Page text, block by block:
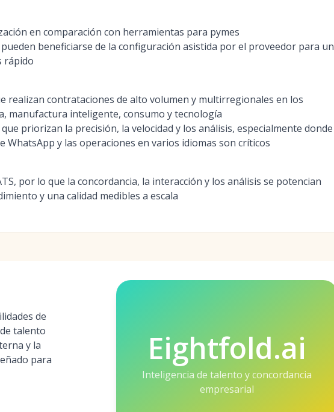
en comparación con herramientas para pymes
beneficiarse de la configuración asistida por el proveedor para un
rápido
realizan contrataciones de alto volumen y multirregionales en los
manufactura inteligente, consumo y tecnología
priorizan la precisión, la velocidad y los análisis, especialmente donde
WhatsApp y las operaciones en varios idiomas son críticos
por lo que la concordancia, la interacción y los análisis se potencian
y una calidad medibles a escala
de
talento
y la
para
Eightfold.ai
Inteligencia de talento y concordancia
empresarial